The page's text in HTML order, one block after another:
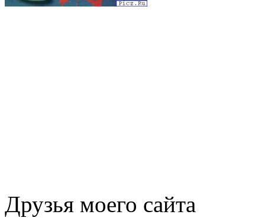
Друзья моего сайта